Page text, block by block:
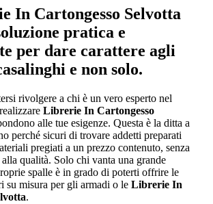
In Cartongesso Selvotta
pratica e
per dare carattere agli
e non solo.
rivolgere a chi è un vero esperto nel
Librerie In Cartongesso
alle tue esigenze. Questa è la ditta a
perché sicuri di trovare addetti preparati
pregiati a un prezzo contenuto, senza
qualità. Solo chi vanta una grande
spalle è in grado di poterti offrire le
su misura per gli armadi o le Librerie In
.